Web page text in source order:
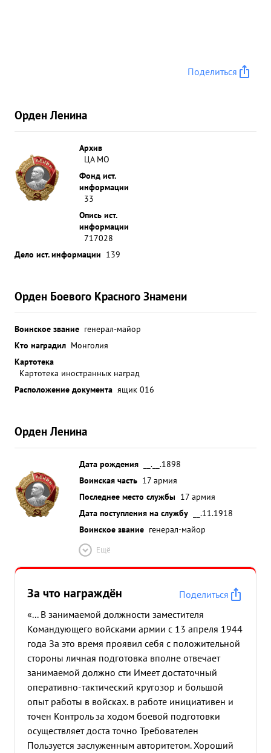
Поделиться
Орден Ленина
Архив
ЦА МО
Фонд ист.
информации
33
Опись ист.
информации
717028
Дело ист. информации 139
Орден Боевого Красного Знамени
Воинское звание генерал-майор
Кто наградил Монголия
Картотека
Картотека иностранных наград
Расположение документа ящик 016
Орден Ленина
Дата рождения
__.__.1898
Воинская часть 17 армия
Последнее место службы 17 армия
Дата поступления на службу
__.11.1918
Воинское звание генерал-майор
Ещё
За что награждён
Поделиться
«... В занимаемой должности заместителя
Командующего войсками армии с 13 апреля 1944
года За это время проявил себя с положительной
стороны личная подготовка вполне отвечает
занимаемой должно сти Имеет достаточный
оперативно-тактический кругозор и большой
опыт работы в войсках. в работе инициативен и
точен Контроль за ходом боевой подготовки
осуществляет доста точно Требователен
Пользуется заслуженным авторитетом. Хороший